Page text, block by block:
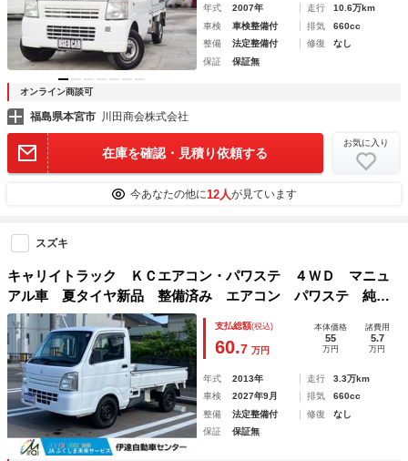
年式 2007年 走行
10.6万km
車検
車検整備付 排気
660cc
整備
法定整備付 修復
なし
保証
保証無
オンライン商談可
福島県本宮市 川田商会株式会社
在庫を確認・見積り依頼する
お気に入り
今あなたの他に12人が見ています
スズキ
キャリイトラック ＫＣエアコン・パワステ ４ＷＤ マニュ
アル車 夏タイヤ新品 整備済み エアコン パワステ 純正
ラジオ ゲートプロテクターゴム あおりチェーン ドアバイ
ザー エアバック
支払総額(税込)
60.7 万円
本体価格
55
万円
諸費用
5.7
万円
年式 2013年 走行
3.3万km
車検
2027年9月 排気
660cc
整備
法定整備付 修復
なし
保証
保証無